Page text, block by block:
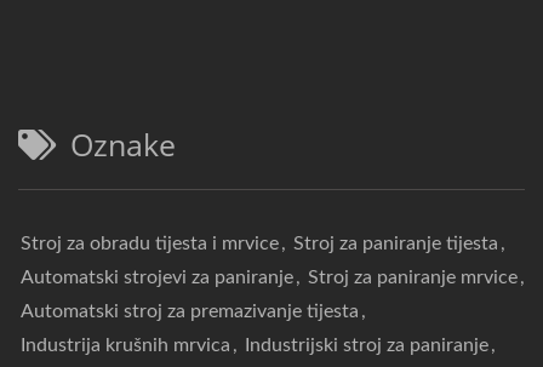
Oznake
Stroj za obradu tijesta i mrvice, Stroj za paniranje tijesta ,
Automatski strojevi za paniranje, Stroj za paniranje mrvice,
Automatski stroj za premazivanje tijesta ,
Industrija krušnih mrvica , Industrijski stroj za paniranje,